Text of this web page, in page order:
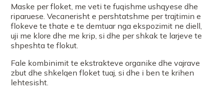
Maske per floket, me veti te fuqishme ushqyese dhe
riparuese. Vecanerisht e pershtatshme per trajtimin e
flokeve te thate e te demtuar nga ekspozimit ne diell,
uji me klore dhe me krip, si dhe per shkak te larjeve te
shpeshta te flokut.
Fale kombinimit te ekstrakteve organike dhe vajrave
zbut dhe shkelqen floket tuaj, si dhe i ben te krihen
lehtesisht.